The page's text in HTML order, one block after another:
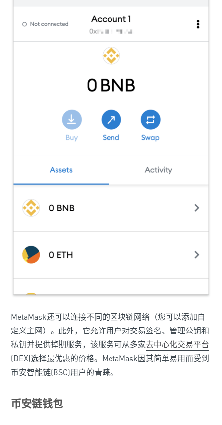
MetaMask还可以连接不同的区块链网络（您可以添加自
定义主网）。此外，它允许用户对交易签名、管理公钥和
私钥并提供掉期服务，该服务可从多家去中心化交易平台
(DEX)选择最优惠的价格。MetaMask因其简单易用而受到
币安智能链(BSC)用户的青睐。
币安链钱包